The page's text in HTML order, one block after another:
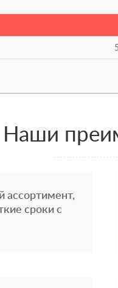
Наши
ассортимент,
сроки с